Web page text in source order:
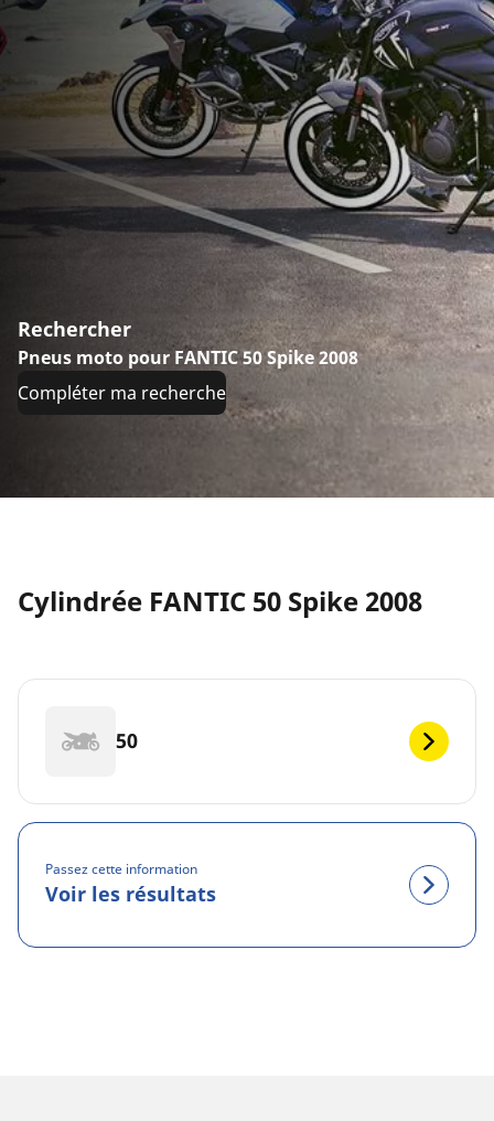
Rechercher
Pneus moto pour FANTIC 50 Spike 2008
Compléter ma recherche
Cylindrée FANTIC 50 Spike 2008
50
Passez cette information
Voir les résultats